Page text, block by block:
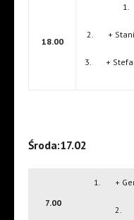
18.00
1.
2. +
3. +
Środa:17.02
7.00
1. +
2. +